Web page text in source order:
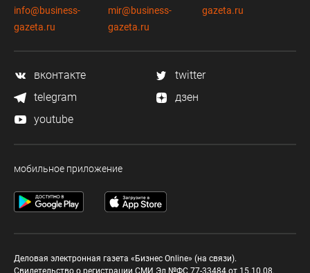
info@business-
gazeta.ru
mir@business-
gazeta.ru
gazeta.ru
вконтакте
twitter
telegram
дзен
youtube
мобильное приложение
Деловая электронная газета «Бизнес Online» (на связи).
Свидетельство о регистрации СМИ Эл №ФС 77-33484 от 15.10.08.